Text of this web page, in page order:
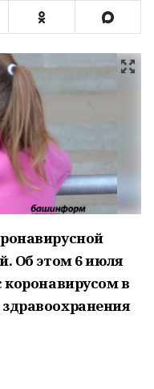
Об этом 6 июля
коронавирусом в